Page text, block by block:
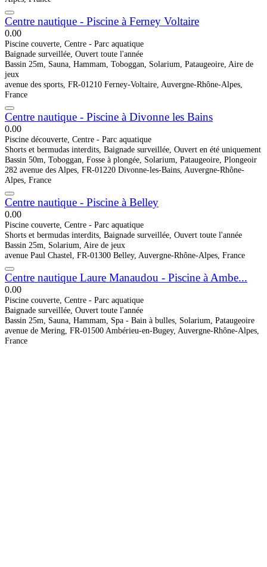
Centre nautique - Piscine à Ferney Voltaire
0.00
Piscine couverte, Centre - Parc aquatique
Baignade surveillée, Ouvert toute l'année
Bassin 25m, Sauna, Hammam, Toboggan, Solarium, Pataugeoire, Aire de
jeux
avenue des sports, FR-01210 Ferney-Voltaire, Auvergne-Rhône-Alpes,
France
Centre nautique - Piscine à Divonne les Bains
0.00
Piscine découverte, Centre - Parc aquatique
Shorts et bermudas interdits, Baignade surveillée, Ouvert en été uniquement
Bassin 50m, Toboggan, Fosse à plongée, Solarium, Pataugeoire, Plongeoir
282 avenue des Alpes, FR-01220 Divonne-les-Bains, Auvergne-Rhône-
Alpes, France
Centre nautique - Piscine à Belley
0.00
Piscine couverte, Centre - Parc aquatique
Shorts et bermudas interdits, Baignade surveillée, Ouvert toute l'année
Bassin 25m, Solarium, Aire de jeux
avenue Paul Chastel, FR-01300 Belley, Auvergne-Rhône-Alpes, France
Centre nautique Laure Manaudou - Piscine à Ambe...
0.00
Piscine couverte, Centre - Parc aquatique
Baignade surveillée, Ouvert toute l'année
Bassin 25m, Sauna, Hammam, Spa - Bain à bulles, Solarium, Pataugeoire
avenue de Mering, FR-01500 Ambérieu-en-Bugey, Auvergne-Rhône-Alpes,
France